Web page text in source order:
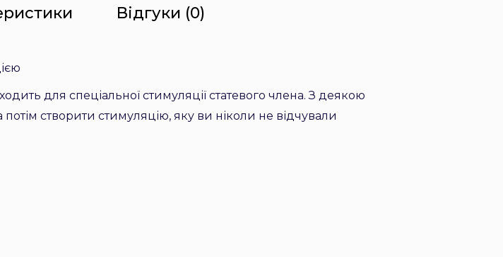
Відгуки (0)
для спеціальної стимуляції статевого члена. З деякою
створити стимуляцію, яку ви ніколи не відчували